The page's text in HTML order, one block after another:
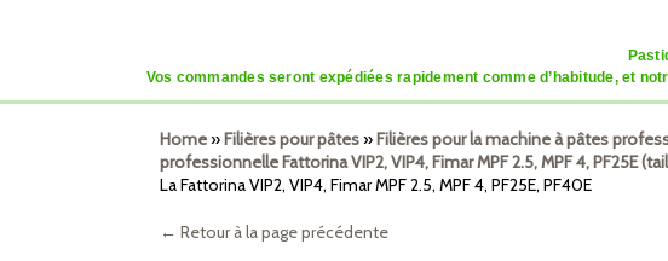
Vos commandes seront expédiées rapidement comme d’habitude, et
Home»Filières pour pâtes»Filières pour la machine à pâtes
professionnelle Fattorina VIP2, VIP4, Fimar MPF 2.5, MPF 4, PF25E
La Fattorina VIP2, VIP4, Fimar MPF 2.5, MPF 4, PF25E, PF40E
← Retour à la page précédente